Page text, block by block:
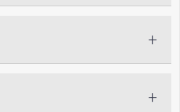
+
+